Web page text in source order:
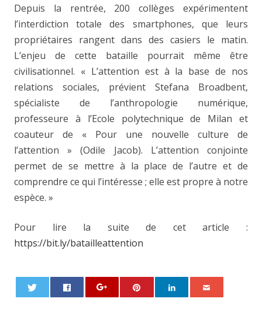
Depuis la rentrée, 200 collèges expérimentent
l’interdiction totale des smartphones, que leurs
propriétaires rangent dans des casiers le matin.
L’enjeu de cette bataille pourrait même être
civilisationnel. « L’attention est à la base de nos
relations sociales, prévient Stefana Broadbent,
spécialiste de l’anthropologie numérique,
professeure à l’Ecole polytechnique de Milan et
coauteur de « Pour une nouvelle culture de
l’attention » (Odile Jacob). L’attention conjointe
permet de se mettre à la place de l’autre et de
comprendre ce qui l’intéresse ; elle est propre à notre
espèce. »
Pour lire la suite de cet article :
https://bit.ly/batailleattention